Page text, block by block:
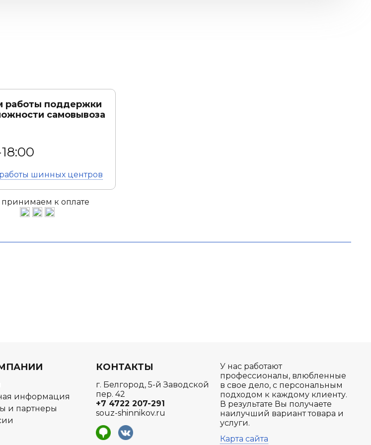
работы поддержки
самовывоза
шинных центров
к оплате
информация
и партнеры
У нас работают
профессионалы, влюбленные
в свое дело, с персональным
подходом к каждому клиенту.
В результате Вы получаете
наилучший вариант товара и
услуги.
Карта сайта
КОНТАКТЫ
г. Белгород, 5-й Заводской
пер. 42
+7 4722 207-291
souz-shinnikov.ru